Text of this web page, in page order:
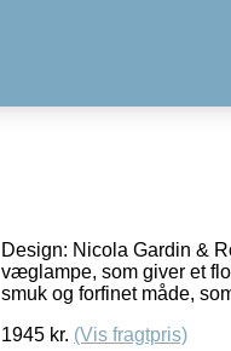
Design: Nicola Gardin &
væglampe, som giver et
smuk og forfinet måde,
1945 kr. (Vis fragtpris)